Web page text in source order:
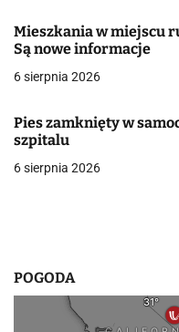
w
p
i
s
Mieszkania w miejscu
Są nowe informacje
6 sierpnia 2026
Pies zamknięty w
szpitalu
6 sierpnia 2026
POGODA